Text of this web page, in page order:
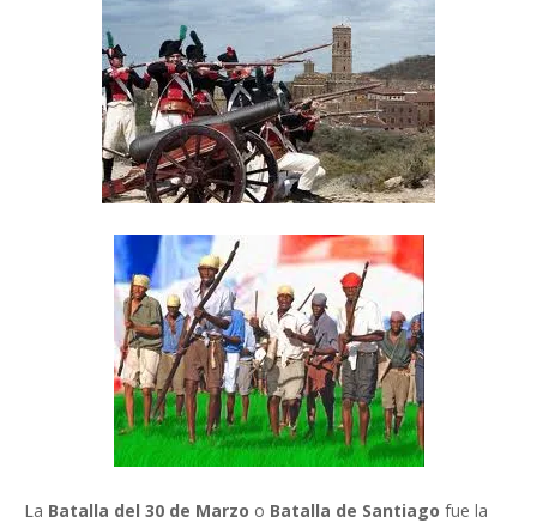
La Batalla del 30 de Marzo o Batalla de Santiago fue la